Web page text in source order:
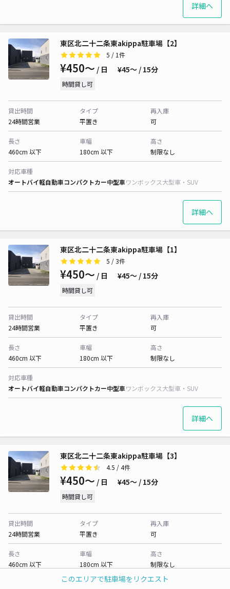
このエリアで駐車場をリクエスト
詳細へ
東区北二十二条東akippa駐車場【2】
5 / 1件
¥450〜 / 日 ¥45〜 / 15分
時間貸し可
貸出時間
24時間営業
タイプ
平置き
再入庫
可
長さ
460cm 以下
車幅
180cm 以下
高さ
制限なし
対応車種
オートバイ軽自動車コンパクトカー中型車ワンボックス大型車・SUV
詳細へ
東区北二十二条東akippa駐車場【1】
5 / 3件
¥450〜 / 日 ¥45〜 / 15分
時間貸し可
貸出時間
24時間営業
タイプ
平置き
再入庫
可
長さ
460cm 以下
車幅
180cm 以下
高さ
制限なし
対応車種
オートバイ軽自動車コンパクトカー中型車ワンボックス大型車・SUV
詳細へ
東区北二十二条東akippa駐車場【3】
4.5 / 4件
¥450〜 / 日 ¥45〜 / 15分
時間貸し可
貸出時間
24時間営業
タイプ
平置き
再入庫
可
長さ
460cm 以下
車幅
180cm 以下
高さ
制限なし